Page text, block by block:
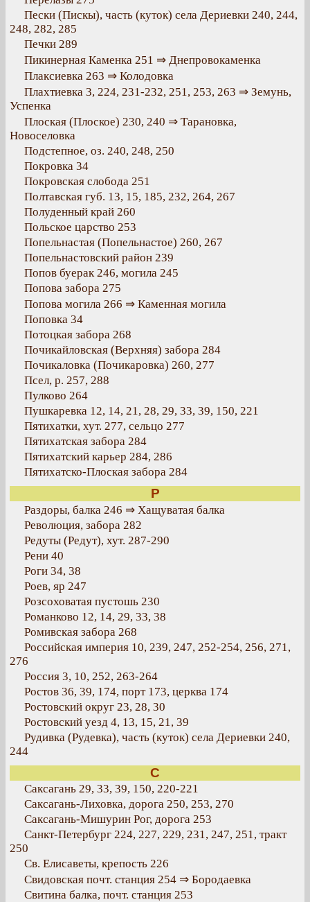
Пески (Пискы), часть (куток) села Дериевки 240, 244,
248, 282, 285
Печки 289
Пикинерная Каменка 251 ⇒ Днепровокаменка
Плаксиевка 263 ⇒ Колодовка
Плахтиевка 3, 224, 231-232, 251, 253, 263 ⇒ Земунь,
Успенка
Плоская (Плоское) 230, 240 ⇒ Тарановка,
Новоселовка
Подстепное, оз. 240, 248, 250
Покровка 34
Покровская слобода 251
Полтавская губ. 13, 15, 185, 232, 264, 267
Полуденный край 260
Польское царство 253
Попельнастая (Попельнастое) 260, 267
Попельнастовский район 239
Попов буерак 246, могила 245
Попова забора 275
Попова могила 266 ⇒ Каменная могила
Поповка 34
Потоцкая забора 268
Почикайловская (Верхняя) забора 284
Почикаловка (Почикаровка) 260, 277
Псел, р. 257, 288
Пулково 264
Пушкаревка 12, 14, 21, 28, 29, 33, 39, 150, 221
Пятихатки, хут. 277, сельцо 277
Пятихатская забора 284
Пятихатский карьер 284, 286
Пятихатско-Плоская забора 284
Р
Раздоры, балка 246 ⇒ Хащуватая балка
Революция, забора 282
Редуты (Редут), хут. 287-290
Рени 40
Роги 34, 38
Роев, яр 247
Розсоховатая пустошь 230
Романково 12, 14, 29, 33, 38
Ромивская забора 268
Российская империя 10, 239, 247, 252-254, 256, 271,
276
Россия 3, 10, 252, 263-264
Ростов 36, 39, 174, порт 173, церква 174
Ростовский округ 23, 28, 30
Ростовский уезд 4, 13, 15, 21, 39
Рудивка (Рудевка), часть (куток) села Дериевки 240,
244
С
Саксагань 29, 33, 39, 150, 220-221
Саксагань-Лиховка, дорога 250, 253, 270
Саксагань-Мишурин Рог, дорога 253
Санкт-Петербург 224, 227, 229, 231, 247, 251, тракт
250
Св. Елисаветы, крепость 226
Свидовская почт. станция 254 ⇒ Бородаевка
Свитина балка, почт. станция 253